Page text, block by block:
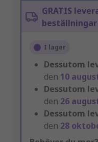
GRATIS
beställningar
I lager
Dessutom
den 10
Dessutom
den 26
Dessutom
den 28